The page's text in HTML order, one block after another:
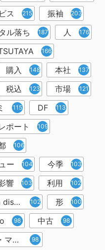
ス 215 振袖 203
ル落ち 187 人 176
166
購入 148 本社 137
税込 123 市場 121
115 DF 113
ポート 109
106
ー 104 今季 103
響 103 利用 102
tsutaya discas 102 形 100
98 中古 98
レアル・マドリード 98